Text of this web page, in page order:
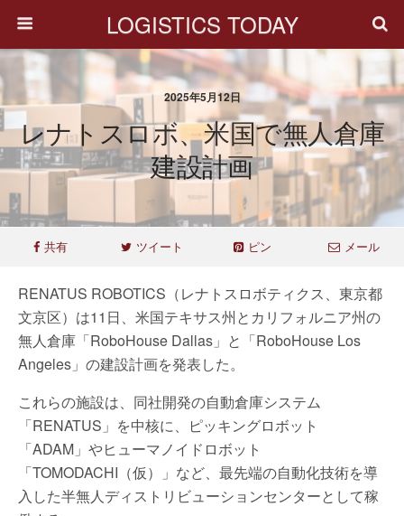
LOGISTICS TODAY
2025年5月12日
レナトスロボ、米国で無人倉庫
建設計画
共有 ツイート ピン メール
RENATUS ROBOTICS（レナトスロボティクス、東京都
文京区）は11日、米国テキサス州とカリフォルニア州の
無人倉庫「RoboHouse Dallas」と「RoboHouse Los
Angeles」の建設計画を発表した。
これらの施設は、同社開発の自動倉庫システム
「RENATUS」を中核に、ピッキングロボット
「ADAM」やヒューマノイドロボット
「TOMODACHI（仮）」など、最先端の自動化技術を導
入した半無人ディストリビューションセンターとして稼